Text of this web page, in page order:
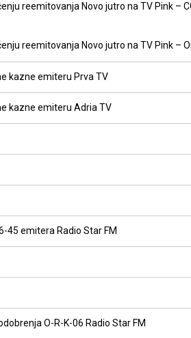
reemitovanja Novo jutro na TV Pink –
reemitovanja Novo jutro na TV Pink –
kazne emiteru Prva TV
kazne emiteru Adria TV
45 emitera Radio Star FM
O-R-K-06 Radio Star FM